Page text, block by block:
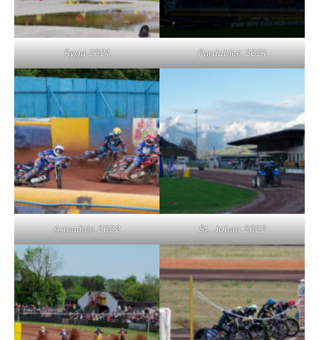
Ryga 2021 Pardubice 2021
Armadale 2022 St. Johan 2022